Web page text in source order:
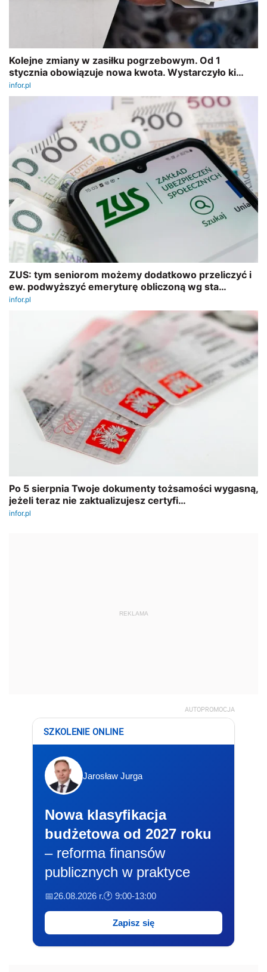
REKLAMA
AUTOPROMOCJA
SZKOLENIE ONLINE
Jarosław Jurga
Nowa klasyfikacja
budżetowa od 2027 roku
– reforma finansów
publicznych w praktyce
📅26.08.2026 r.🕐 9:00-13:00
Zapisz się